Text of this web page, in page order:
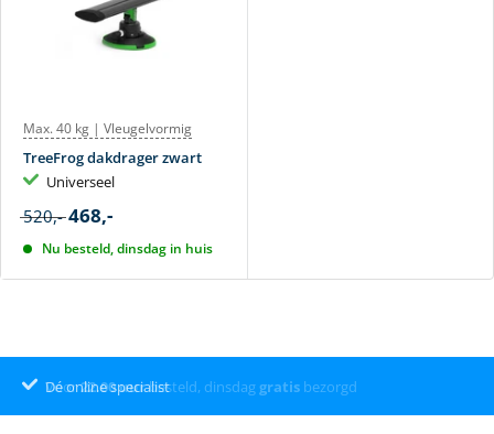
Max. 40 kg | Vleugelvormig
TreeFrog dakdrager zwart
Universeel
520,- 468,-
Nu besteld, dinsdag in huis
Voor22.00uurbesteld, dinsdaggratisbezorgd
Dé online specialist
Klantenbeoordeling 9.4